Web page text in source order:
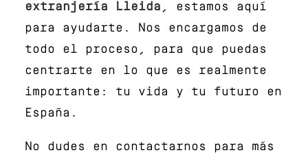
extranjería Lleida , estamos aquí
para ayudarte. Nos encargamos de
todo el proceso, para que puedas
centrarte en lo que es realmente
importante: tu vida y tu futuro en
España.
No dudes en contactarnos para más